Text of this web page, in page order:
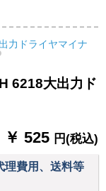
6218大出力ド
￥ 525 円(税込)
理費用、送料等